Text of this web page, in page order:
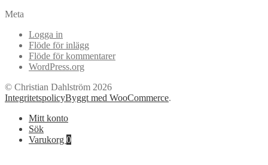
Meta
Logga in
Flöde för inlägg
Flöde för kommentarer
WordPress.org
© Christian Dahlström 2026
IntegritetspolicyByggt med WooCommerce.
Mitt konto
Sök
Varukorg 0